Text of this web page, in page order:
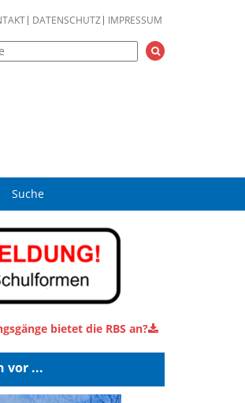
DATENSCHUTZ IMPRESSUM
Suche
bietet die RBS an?
vor ...